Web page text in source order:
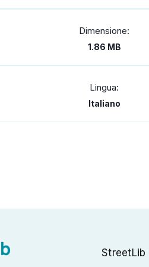
Dimensione:
1.86 MB
Lingua:
Italiano
StreetLib